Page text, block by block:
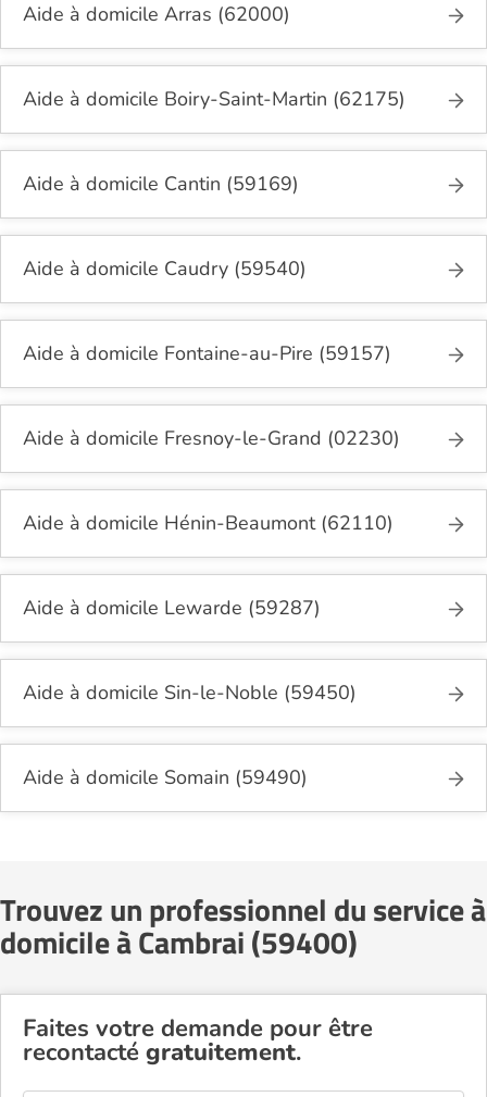
Aide à domicile Arras (62000)
Aide à domicile Boiry-Saint-Martin (62175)
Aide à domicile Cantin (59169)
Aide à domicile Caudry (59540)
Aide à domicile Fontaine-au-Pire (59157)
Aide à domicile Fresnoy-le-Grand (02230)
Aide à domicile Hénin-Beaumont (62110)
Aide à domicile Lewarde (59287)
Aide à domicile Sin-le-Noble (59450)
Aide à domicile Somain (59490)
Trouvez un professionnel du service à
domicile à Cambrai (59400)
Faites votre demande pour être
recontacté gratuitement.